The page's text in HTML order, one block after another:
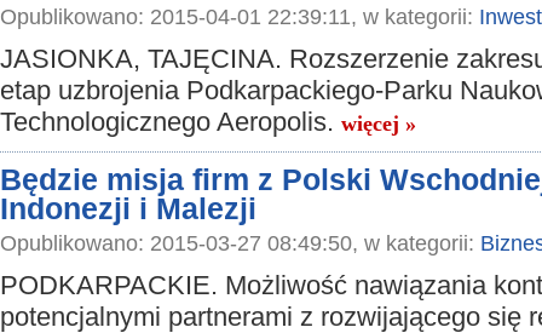
Opublikowano: 2015-04-01 22:39:11, w kategorii:
JASIONKA, TAJĘCINA. Rozszerzenie
etap uzbrojenia Podkarpackiego-Parku
Technologicznego Aeropolis. więcej »
Będzie misja firm z Polski
Indonezji i Malezji
Opublikowano: 2015-03-27 08:49:50, w kategorii:
PODKARPACKIE. Możliwość nawiązania
potencjalnymi partnerami z rozwijającego się